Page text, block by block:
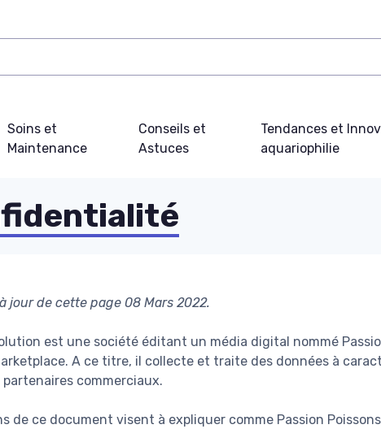
Soins et
Maintenance
Conseils et
Astuces
Tendances et
aquariophilie
jour de cette page 08 Mars 2022.
est une société éditant un média digital nommé
A ce titre, il collecte et traite des données à
commerciaux.
de ce document visent à expliquer comme Passion